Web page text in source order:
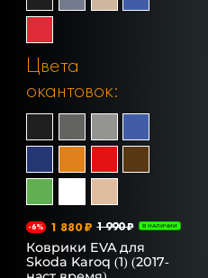
Цвета
окантовок:
-6% 1 880 ₽ 1 990 ₽ В НАЛИЧИИ
Коврики EVA для
Skoda Karoq (1) (2017-